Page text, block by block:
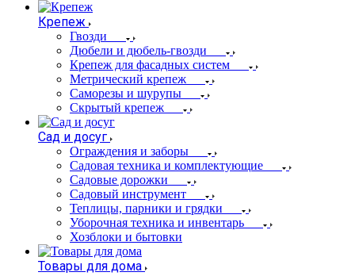
Крепеж
Гвозди
Дюбели и дюбель-гвозди
Крепеж для фасадных систем
Метрический крепеж
Саморезы и шурупы
Скрытый крепеж
Сад и досуг
Ограждения и заборы
Садовая техника и комплектующие
Садовые дорожки
Садовый инструмент
Теплицы, парники и грядки
Уборочная техника и инвентарь
Хозблоки и бытовки
Товары для дома